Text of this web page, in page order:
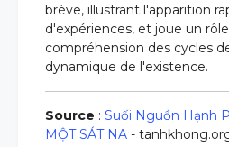
brève, illustrant l'apparition
d'expériences, et joue un
compréhension des cycles
dynamique de l'existence.
Source : Suối Nguồn Hạnh
MỘT SÁT NA -